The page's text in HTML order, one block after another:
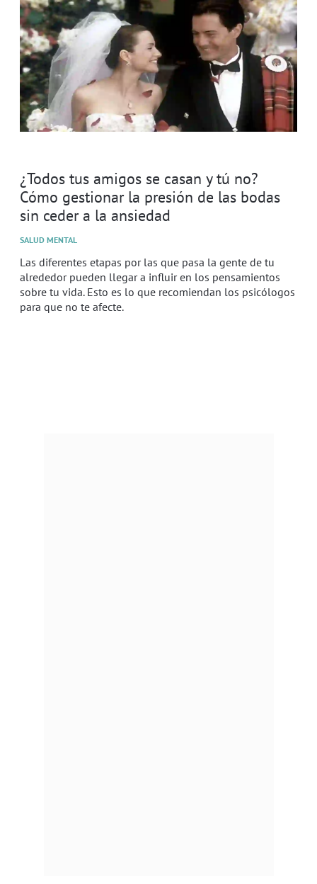
¿Todos tus amigos se casan y tú no?
Cómo gestionar la presión de las bodas
sin ceder a la ansiedad
SALUD MENTAL
Las diferentes etapas por las que pasa la gente de tu
alrededor pueden llegar a influir en los pensamientos
sobre tu vida. Esto es lo que recomiendan los psicólogos
para que no te afecte.